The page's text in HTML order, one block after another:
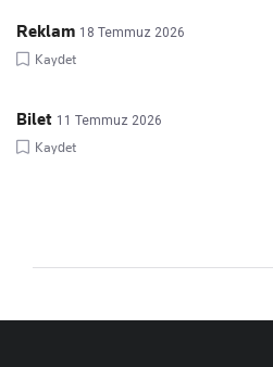
Reklam 18 Temmuz 2026
Kaydet
Bilet 11 Temmuz 2026
Kaydet